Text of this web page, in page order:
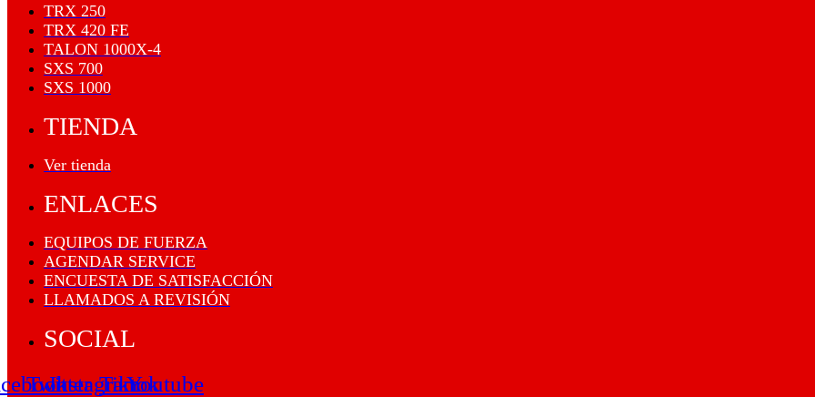
TRX 250
TRX 420 FE
TALON 1000X-4
SXS 700
SXS 1000
TIENDA
Ver tienda
ENLACES
EQUIPOS DE FUERZA
AGENDAR SERVICE
ENCUESTA DE SATISFACCIÓN
LLAMADOS A REVISIÓN
SOCIAL
Twitter
Instagram
Tiktok
Youtube